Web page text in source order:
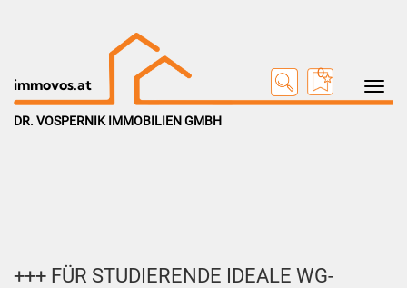
Toggle
immovos.at
0
DR. VOSPERNIK IMMOBILIEN GMBH
+++ FÜR STUDIERENDE IDEALE WG-